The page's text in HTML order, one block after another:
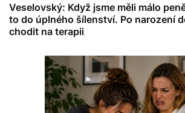
Veselovský: Když jsme měli málo
to do úplného šílenství. Po narození
chodit na terapii